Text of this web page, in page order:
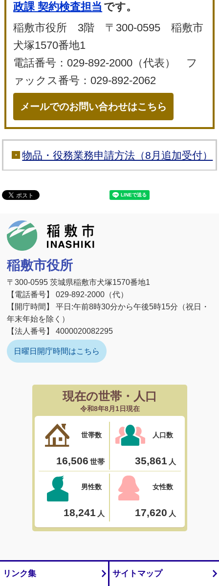
政課 契約検査担当 です。
稲敷市役所 3階 〒300-0595 稲敷市
犬塚1570番地1
電話番号：029-892-2000（代表） フ
ァックス番号：029-892-2062
メールでのお問い合わせはこちら
物品・役務業務申請方法（8月追加受付）
稲敷市役所
〒300-0595 茨城県稲敷市犬塚1570番地1
【電話番号】 029-892-2000（代）
【開庁時間】 平日:午前8時30分から午後5時15分（祝日・
年末年始を除く）
【法人番号】 4000020082295
日曜日開庁時間はこちら
リンク集 サイトマップ